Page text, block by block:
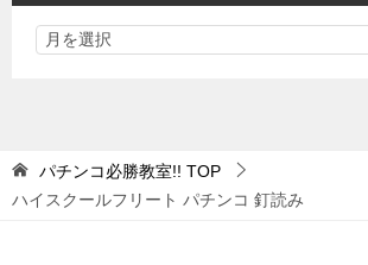
パチンコ必勝教室!! TOP
ハイスクールフリート パチンコ 釘読み